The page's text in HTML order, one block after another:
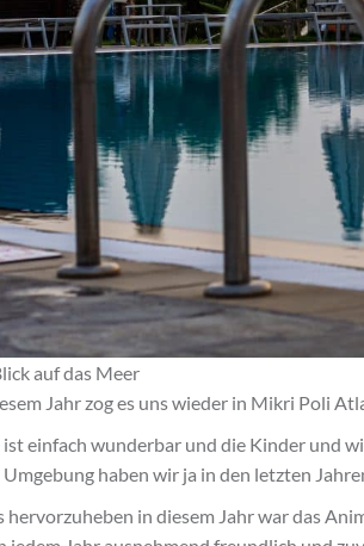
auf das Meer
Jahr zog es uns wieder in Mikri Poli
einfach wunderbar und die Kinder und
haben wir ja in den letzten
hervorzuheben in diesem Jahr war das